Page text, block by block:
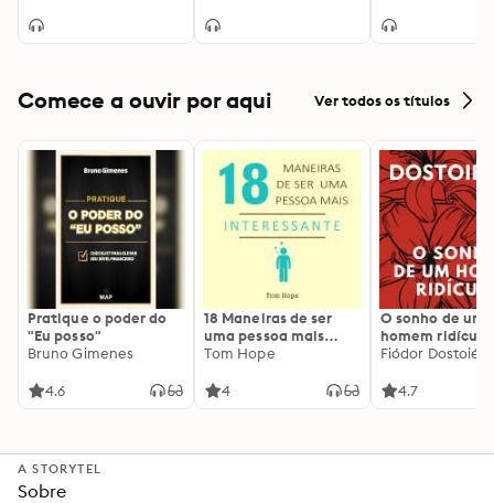
Comece a ouvir por aqui Ver todos os títulos
Pratique o poder do
"Eu posso"
Bruno Gimenes
4.6
18 Maneiras de ser
uma pessoa mais
interessante
Tom Hope
4
O sonho de um
homem ridículo
Fiódor
4.7
A STORYTEL
Sobre